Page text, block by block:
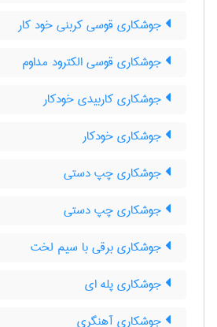
جوشکاری قوسی کربنی خود کار
جوشکاری قوسی الکترود مداوم
جوشکاری کاربیدی خودکار
جوشکاری خودکار
جوشکاری چپ دستی
جوشکاری چپ دستی
جوشکاری برقی با سیم لخت
جوشکاری پله ای
جوشکاری آهنگری